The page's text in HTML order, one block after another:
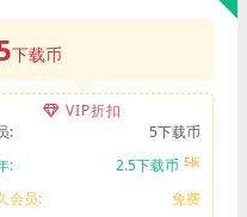
下载币
VIP折扣
:
5下载币
:
2.5下载币 5折
会员: 免费